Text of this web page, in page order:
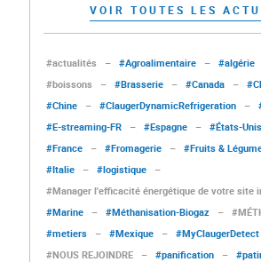
VOIR TOUTES LES
#actualités – #Agroalimentaire – #algérie
#boissons
– #Brasserie – #Canada –
#Chine
– #ClaugerDynamicRefrigeration –
#E-streaming-FR
– #Espagne – #États-Unis
#France
– #Fromagerie – #Fruits &
#Italie
– #logistique
–
#Manager l'efficacité énergétique de votre site
#Marine
– #Méthanisation-Biogaz –
#metiers
– #Mexique – #MyClaugerDetect
#NOUS REJOINDRE
– #panification –